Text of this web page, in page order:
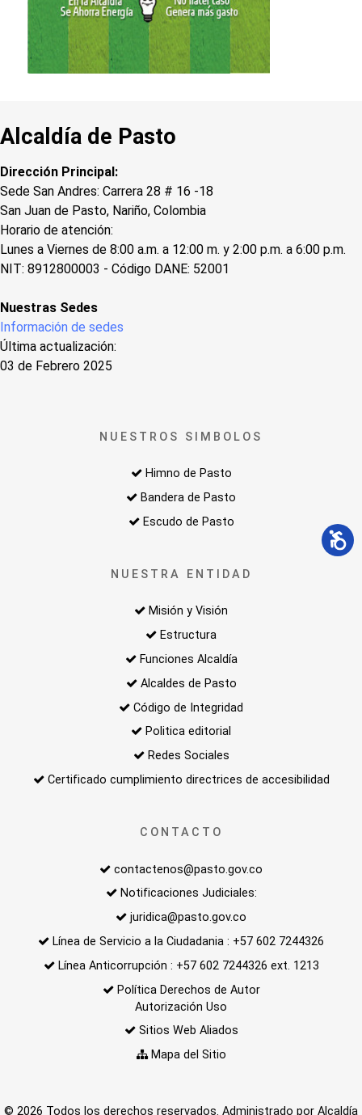
Alcaldía de Pasto
Dirección Principal:
Sede San Andres: Carrera 28 # 16 -18
San Juan de Pasto, Nariño, Colombia
Horario de atención:
Lunes a Viernes de 8:00 a.m. a 12:00 m. y 2:00 p.m. a 6:00 p.m.
NIT: 8912800003 - Código DANE: 52001
Nuestras Sedes
Información de sedes
Última actualización:
03 de Febrero 2025
NUESTROS SIMBOLOS
Himno de Pasto
Bandera de Pasto
Escudo de Pasto
NUESTRA ENTIDAD
Misión y Visión
Estructura
Funciones Alcaldía
Alcaldes de Pasto
Código de Integridad
Politica editorial
Redes Sociales
Certificado cumplimiento directrices de accesibilidad
CONTACTO
contactenos@pasto.gov.co
Notificaciones Judiciales:
juridica@pasto.gov.co
Línea de Servicio a la Ciudadania : +57 602 7244326
Línea Anticorrupción : +57 602 7244326 ext. 1213
Política Derechos de Autor
Autorización Uso
Sitios Web Aliados
Mapa del Sitio
© 2026 Todos los derechos reservados. Administrado por Alcaldía